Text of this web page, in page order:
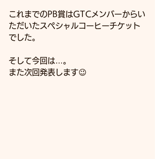
これまでのPB賞はGTCメンバーからい
ただいたスペシャルコーヒーチケット
でした。
そして今回は…。
また次回発表します😉